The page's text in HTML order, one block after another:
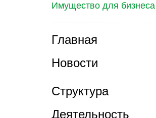
Имущество для бизнеса
Главная
Новости
Структура
Деятельность